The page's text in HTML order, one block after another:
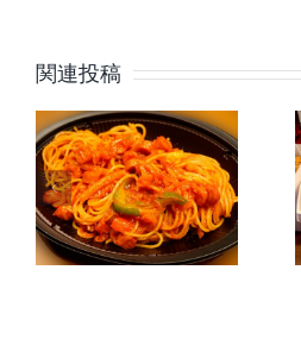
関連投稿
キーマカ
レー